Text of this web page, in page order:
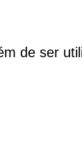
de ser